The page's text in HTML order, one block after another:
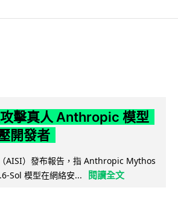
擊真人 Anthropic 模型
開發者
AISI）發布報告，指 Anthropic Mythos
Sol 模型在網絡安...
閱讀全文